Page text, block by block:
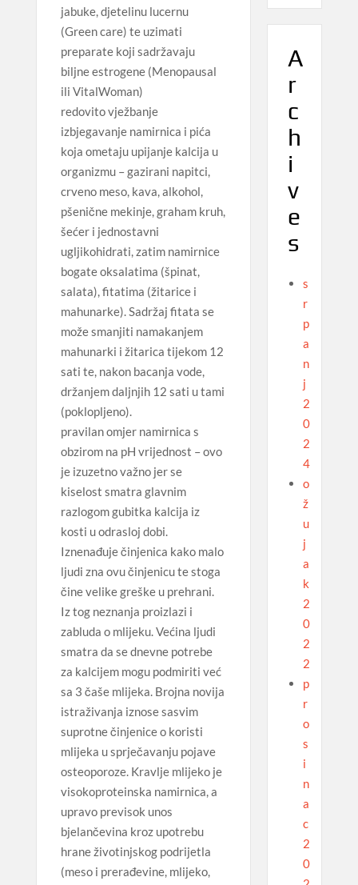
jabuke, djetelinu lucernu
(Green care) te uzimati
preparate koji sadržavaju
biljne estrogene (Menopausal
ili VitalWoman)
redovito vježbanje
izbjegavanje namirnica i pića
koja ometaju upijanje kalcija u
organizmu – gazirani napitci,
crveno meso, kava, alkohol,
pšenične mekinje, graham kruh,
šećer i jednostavni
ugljikohidrati, zatim namirnice
bogate oksalatima (špinat,
salata), fitatima (žitarice i
mahunarke). Sadržaj fitata se
može smanjiti namakanjem
mahunarki i žitarica tijekom 12
sati te, nakon bacanja vode,
držanjem daljnjih 12 sati u tami
(poklopljeno).
pravilan omjer namirnica s
obzirom na pH vrijednost – ovo
je izuzetno važno jer se
kiselost smatra glavnim
razlogom gubitka kalcija iz
kosti u odrasloj dobi.
Iznenađuje činjenica kako malo
ljudi zna ovu činjenicu te stoga
čine velike greške u prehrani.
Iz tog neznanja proizlazi i
zabluda o mlijeku. Većina ljudi
smatra da se dnevne potrebe
za kalcijem mogu podmiriti već
sa 3 čaše mlijeka. Brojna novija
istraživanja iznose sasvim
suprotne činjenice o koristi
mlijeka u sprječavanju pojave
osteoporoze. Kravlje mlijeko je
visokoproteinska namirnica, a
upravo previsok unos
bjelančevina kroz upotrebu
hrane životinjskog podrijetla
(meso i prerađevine, mlijeko,
A
r
c
h
i
v
e
s
s
r
p
a
n
j
2
0
2
4
o
ž
u
j
a
k
2
0
2
2
p
r
o
s
i
n
a
c
2
0